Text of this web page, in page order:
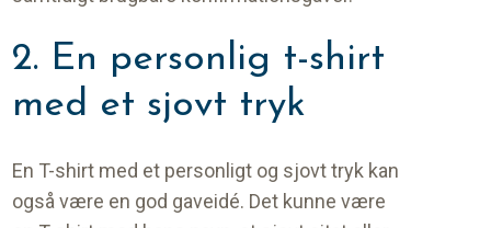
2. En personlig t-shirt
med et sjovt tryk
En T-shirt med et personligt og sjovt tryk kan
også være en god gaveidé. Det kunne være